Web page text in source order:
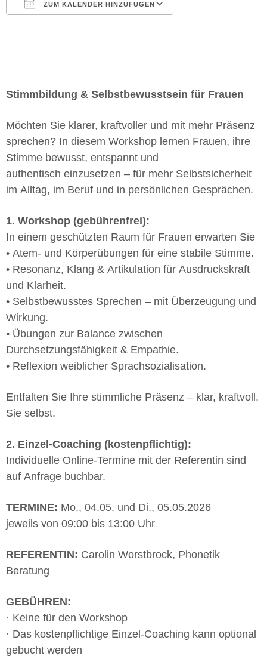
ZUM KALENDER HINZUFÜGEN
Stimmbildung & Selbstbewusstsein für Frauen
Möchten Sie klarer, kraftvoller und mit mehr Präsenz
sprechen? In diesem Workshop lernen Frauen, ihre
Stimme bewusst, entspannt und
authentisch einzusetzen – für mehr Selbstsicherheit
im Alltag, im Beruf und in persönlichen Gesprächen.
1. Workshop (gebührenfrei):
In einem geschützten Raum für Frauen erwarten Sie
• Atem- und Körperübungen für eine stabile Stimme.
• Resonanz, Klang & Artikulation für Ausdruckskraft
und Klarheit.
• Selbstbewusstes Sprechen – mit Überzeugung und
Wirkung.
• Übungen zur Balance zwischen
Durchsetzungsfähigkeit & Empathie.
• Reflexion weiblicher Sprachsozialisation.
Entfalten Sie Ihre stimmliche Präsenz – klar, kraftvoll,
Sie selbst.
2. Einzel-Coaching (kostenpflichtig):
Individuelle Online-Termine mit der Referentin sind
auf Anfrage buchbar.
TERMINE: Mo., 04.05. und Di., 05.05.2026
jeweils von 09:00 bis 13:00 Uhr
REFERENTIN: Carolin Worstbrock, Phonetik
Beratung
GEBÜHREN:
· Keine für den Workshop
· Das kostenpflichtige Einzel-Coaching kann optional
gebucht werden